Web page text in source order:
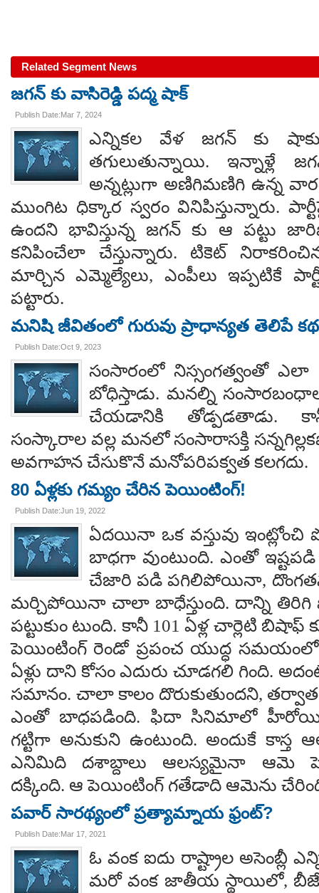
Related Segment News
జగన్ కు వాసిరెడ్డి పద్మ షాక్
Publish Date:Mar 7, 2024
ఎన్నికల వేళ జగన్ కు
తగులుతున్నాయి. ఇన్నాళ్లే
అన్నట్లుగా అణిగిమణిగి ఉన్న
ముంగిట ధిక్కార స్వరం వినిపిస్తున్నారు.
ఉందని భావిస్తున్న జగన్ కు ఆ పట్టు
కనిపించేలా చేస్తున్నారు. టికెట్
మార్చిన ఎమ్మెల్యేలు, ఎంపీలు ఇప్పటికే
పట్టారు.
మనిషి జీవితంలో గురువు ప్రాధాన్యత తెలిపే
Publish Date:Oct 9, 2023
సంసారంలో నిస్సంగత్వంతో ఎలా
బోధిస్తాడు. మనల్ని సంసారబంధాల
చేయడానికి తోడ్పడతాడు.
సంస్కారాల వల్ల మనలో సంసారాసక్తి
అవగాహన చేసుకొనే మనోపరిపక్వత కలగదు.
80 ఏళ్ల‌కు గమ్యం చేరిన పెయింటింగ్!
Publish Date:Jun 19, 2022
ఏద‌యినా ఒక వ‌స్తువు
బాధ‌గా వుంటుంది. ఎంతో ఇష్ట‌ప‌డి
చేజారి ప‌డి ప‌గిలిపోయినా,
మ‌ర్చిపోయినా చాలా బాధేస్తుంది. దాన్ని తిరిగి
ప‌ట్టుకుం టుంది. కానీ 101 ఏళ్ల చార్లెటి
పెయింటింగ్ రెండో ప్ర‌పంచ యుద్ధ
ఏళ్లు దాని కోసం ఎదురు చూడ‌గ‌లి గింది.
స‌మానం. చాలా కాలం దొరుకుతుంద‌ని,
ఎంతో బాధ‌పడింది. ఫిదా సినిమాలో హీరోయిన్
గట్టిగా అనుకుని ఉంటుంది. అందుకే కాస్త
ఎనిమిది దశాబ్దాలు ఆలస్యమైనా ఆమె
దక్కింది. ఆ పెయింటింగ్ గ‌తేడాది ఆమెను
పవార్ సారథ్యంలో ప్రత్యామ్నాయ ఫ్రంట్?
Publish Date:Mar 17, 2021
ఓ వంక ఐదు రాష్ట్రాల అసెంబ్లీ
మరో వంక జాతీయ స్థాయిలో, బీజేపీ,